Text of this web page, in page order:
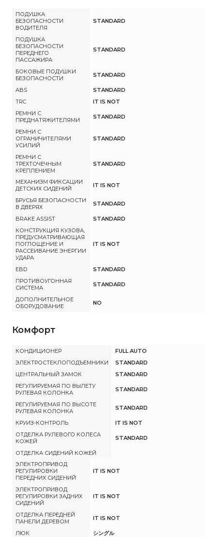
ПОДУШКА
БЕЗОПАСНОСТИ
ВОДИТЕЛЯ
STANDARD
ПОДУШКА
БЕЗОПАСНОСТИ
ПЕРЕДНЕГО
ПАССАЖИРА
STANDARD
БОКОВЫЕ ПОДУШКИ
БЕЗОПАСНОСТИ
STANDARD
ABS
STANDARD
TRC
IT IS NOT
РЕМНИ С
ПРЕДНАТЯЖИТЕЛЯМИ
STANDARD
РЕМНИ С
ОГРАНИЧИТЕЛЯМИ
УСИЛИЙ
STANDARD
РЕМНИ С
ТРЕХТОЧЕЧНЫМ
КРЕПЛЕНИЕМ
STANDARD
МЕХАНИЗМ ФИКСАЦИИ
ДЕТСКИХ СИДЕНИЙ
IT IS NOT
БРУСЬЯ БЕЗОПАСНОСТИ
В ДВЕРЯХ
STANDARD
BRAKE ASSIST
STANDARD
КОНСТРУКЦИЯ КУЗОВА,
ПРЕДУСМАТРИВАЮЩАЯ
ПОГЛОЩЕНИЕ И
РАССЕИВАНИЕ ЭНЕРГИИ
УДАРА
IT IS NOT
EBD
STANDARD
ПРОТИВОУГОННАЯ
СИСТЕМА
STANDARD
ДОПОЛНИТЕЛЬНОЕ
ОБОРУДОВАНИЕ
NO
Комфорт
КОНДИЦИОНЕР
FULL AUTO
ЭЛЕКТРОСТЕКЛОПОДЪЕМНИКИ
STANDARD
ЦЕНТРАЛЬНЫЙ ЗАМОК
STANDARD
РЕГУЛИРУЕМАЯ ПО ВЫЛЕТУ
РУЛЕВАЯ КОЛОНКА
STANDARD
РЕГУЛИРУЕМАЯ ПО ВЫСОТЕ
РУЛЕВАЯ КОЛОНКА
STANDARD
КРУИЗ-КОНТРОЛЬ
IT IS NOT
ОТДЕЛКА РУЛЕВОГО КОЛЕСА
КОЖЕЙ
STANDARD
ОТДЕЛКА СИДЕНИЙ КОЖЕЙ
ЭЛЕКТРОПРИВОД
РЕГУЛИРОВКИ
ПЕРЕДНИХ СИДЕНИЙ
IT IS NOT
ЭЛЕКТРОПРИВОД
РЕГУЛИРОВКИ ЗАДНИХ
СИДЕНИЙ
IT IS NOT
ОТДЕЛКА ПЕРЕДНЕЙ
ПАНЕЛИ ДЕРЕВОМ
IT IS NOT
ЛЮК
シングル